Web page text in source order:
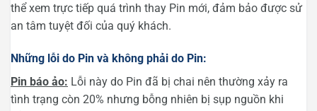
thể xem trực tiếp quá trình thay Pin mới, đảm bảo được sử
an tâm tuyệt đối của quý khách.
Những lỗi do Pin và không phải do Pin:
Pin báo ảo: Lỗi này do Pin đã bị chai nên thường xảy ra
tình trạng còn 20% nhưng bỗng nhiên bị sụp nguồn khi